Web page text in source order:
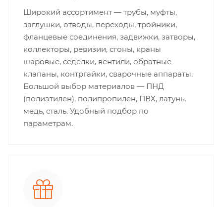
Широкий ассортимент — трубы, муфты,
заглушки, отводы, переходы, тройники,
фланцевые соединения, задвижки, затворы,
коллекторы, ревизии, сгоны, краны
шаровые, седелки, вентили, обратные
клапаны, контргайки, сварочные аппараты.
Большой выбор материалов — ПНД
(полиэтилен), полипропилен, ПВХ, латунь,
медь, сталь. Удобный подбор по
параметрам.